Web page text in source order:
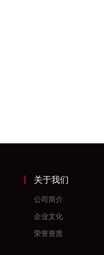
关于我们
公司简介
企业文化
荣誉资质